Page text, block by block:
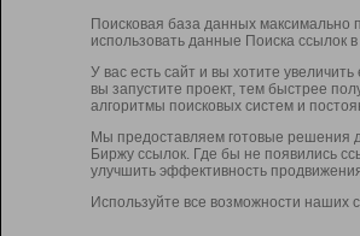
Поисковая база данных максимально
использовать данные Поиска ссылок
У вас есть сайт и вы хотите
вы запустите проект, тем быстрее
алгоритмы поисковых систем и
Мы предоставляем готовые решения
Биржу ссылок. Где бы не появились
улучшить эффективность
Используйте все возможности наших